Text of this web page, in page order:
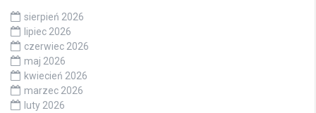
sierpień 2026
lipiec 2026
czerwiec 2026
maj 2026
kwiecień 2026
marzec 2026
luty 2026